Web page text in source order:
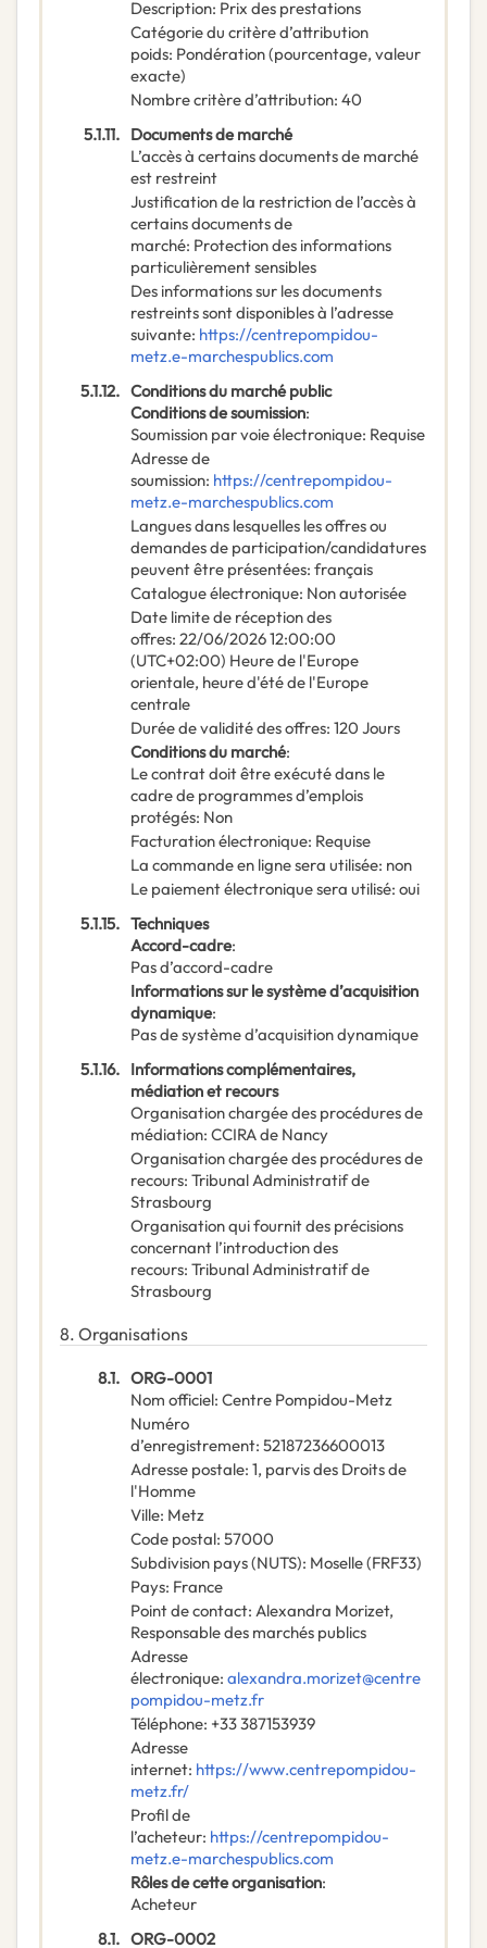
Description: Prix des prestations
Catégorie du critère d’attribution
poids: Pondération (pourcentage, valeur
exacte)
Nombre critère d’attribution: 40
5.1.11. Documents de marché
L’accès à certains documents de marché
est restreint
Justification de la restriction de l’accès à
certains documents de
marché: Protection des informations
particulièrement sensibles
Des informations sur les documents
restreints sont disponibles à l’adresse
suivante: https://centrepompidou-
metz.e-marchespublics.com
5.1.12. Conditions du marché public
Conditions de soumission:
Soumission par voie électronique: Requise
Adresse de
soumission: https://centrepompidou-
metz.e-marchespublics.com
Langues dans lesquelles les offres ou
demandes de participation/candidatures
peuvent être présentées: français
Catalogue électronique: Non autorisée
Date limite de réception des
offres: 22/06/202612:00:00
(UTC+02:00) Heure de l'Europe
orientale, heure d'été de l'Europe
centrale
Durée de validité des offres: 120 Jours
Conditions du marché:
Le contrat doit être exécuté dans le
cadre de programmes d’emplois
protégés: Non
Facturation électronique: Requise
La commande en ligne sera utilisée: non
Le paiement électronique sera utilisé: oui
5.1.15. Techniques
Accord-cadre:
Pas d’accord-cadre
Informations sur le système d’acquisition
dynamique:
Pas de système d’acquisition dynamique
5.1.16. Informations complémentaires,
médiation et recours
Organisation chargée des procédures de
médiation: CCIRA de Nancy
Organisation chargée des procédures de
recours: Tribunal Administratif de
Strasbourg
Organisation qui fournit des précisions
concernant l’introduction des
recours: Tribunal Administratif de
Strasbourg
8. Organisations
8.1. ORG-0001
Nom officiel: Centre Pompidou-Metz
Numéro
d’enregistrement: 52187236600013
Adresse postale: 1, parvis des Droits de
l'Homme
Ville: Metz
Code postal: 57000
Subdivision pays (NUTS): Moselle(FRF33)
Pays: France
Point de contact: Alexandra Morizet,
Responsable des marchés publics
Adresse
électronique: alexandra.morizet@centre
pompidou-metz.fr
Téléphone: +33 387153939
Adresse
internet: https://www.centrepompidou-
metz.fr/
Profil de
l’acheteur: https://centrepompidou-
metz.e-marchespublics.com
Rôles de cette organisation:
Acheteur
8.1. ORG-0002